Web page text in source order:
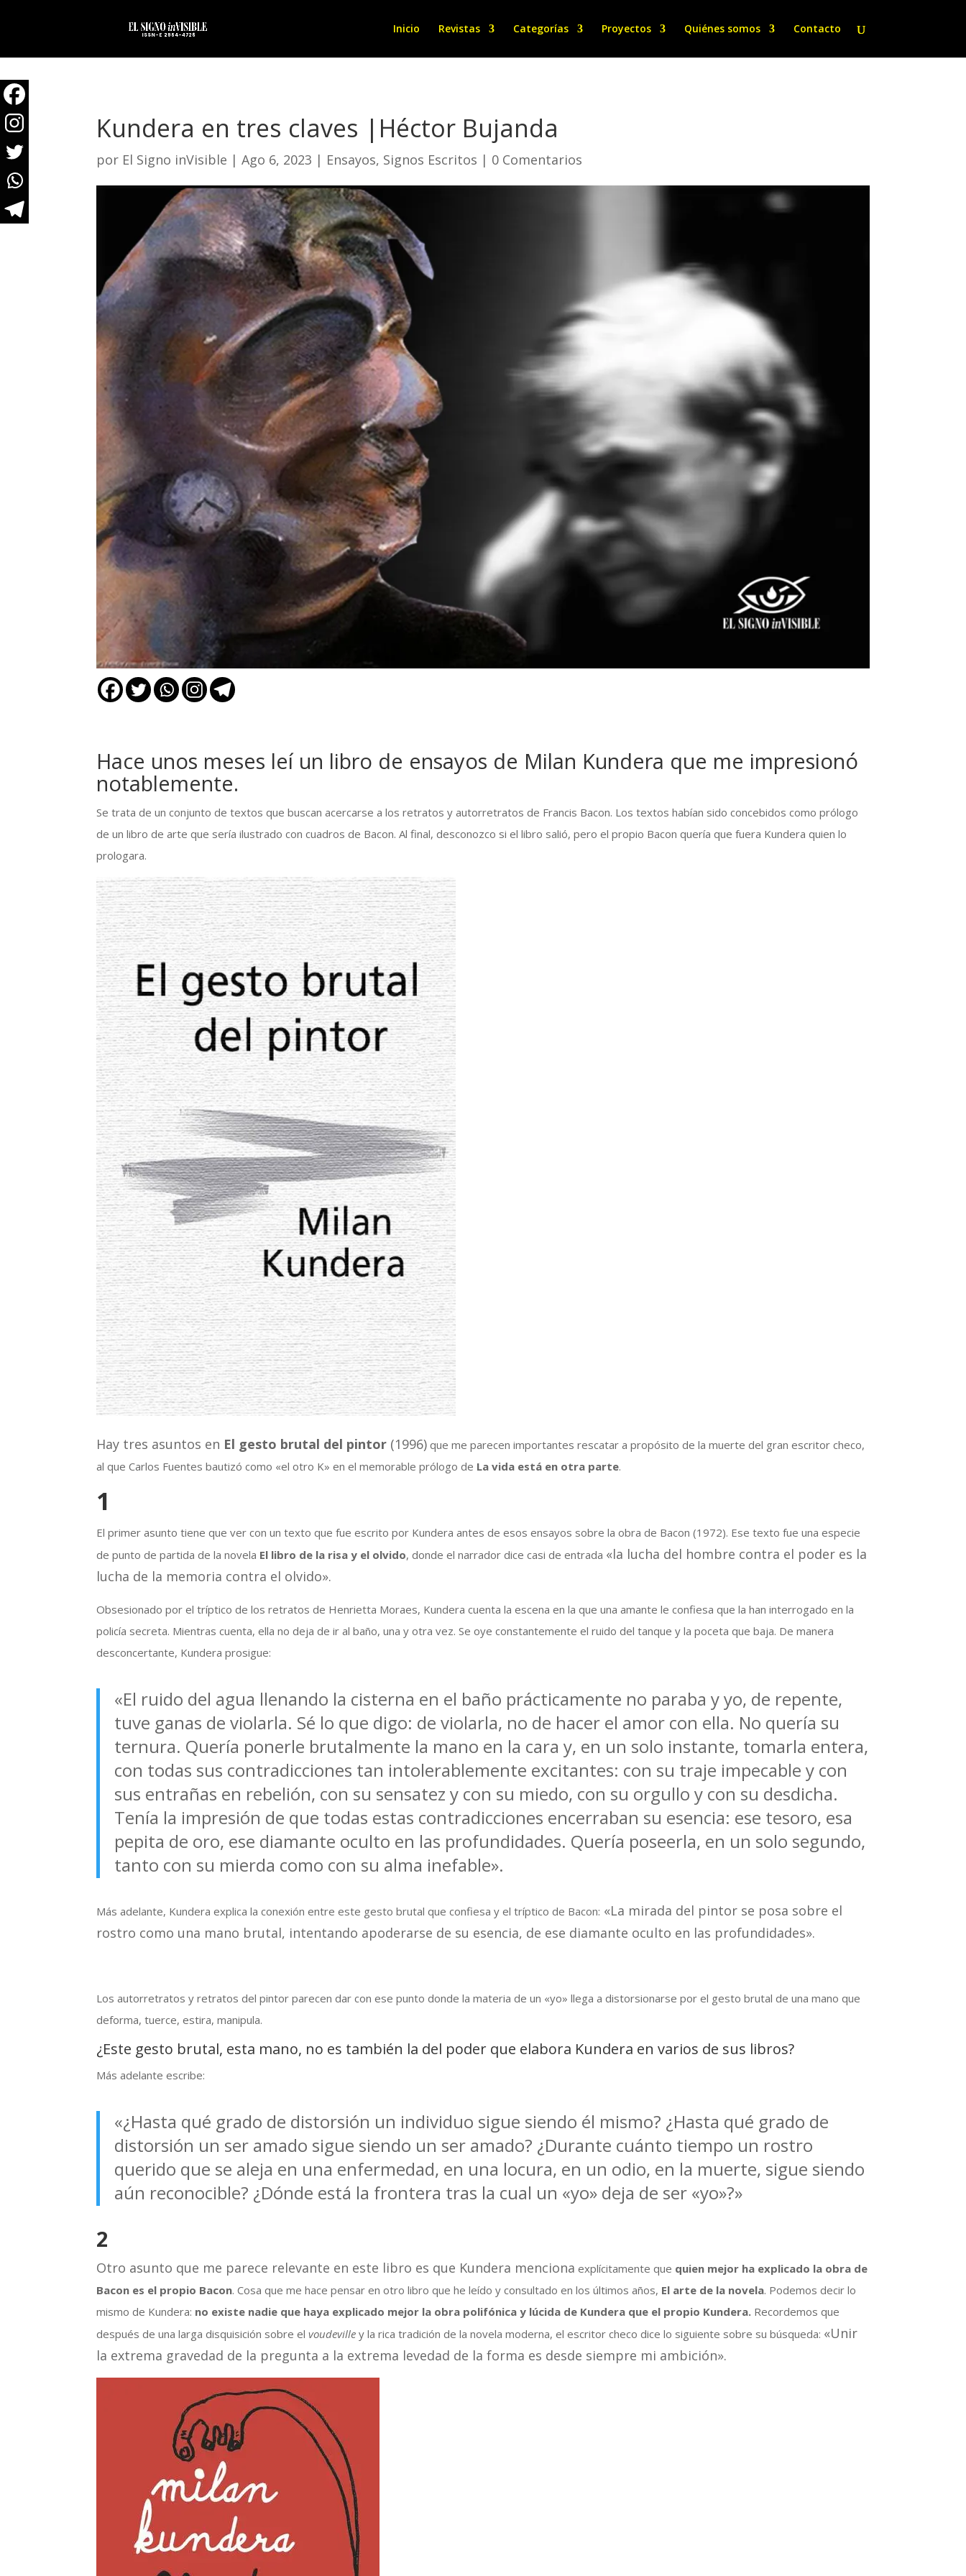
Inicio Revistas Categorías Proyectos Quiénes somos Contacto
Kundera en tres claves |Héctor Bujanda
por El Signo inVisible |Ago 6, 2023 | Ensayos, Signos Escritos | 0 Comentarios
Hace unos meses leí un libro de ensayos de Milan Kundera que me impresionó
notablemente.
Se trata de un conjunto de textos que buscan acercarse a los retratos y autorretratos de Francis Bacon. Los textos habían sido concebidos como prólogo
de un libro de arte que sería ilustrado con cuadros de Bacon. Al final, desconozco si el libro salió, pero el propio Bacon quería que fuera Kundera quien lo
prologara.
Hay tres asuntos en El gesto brutal del pintor (1996) que me parecen importantes rescatar a propósito de la muerte del gran escritor checo,
al que Carlos Fuentes bautizó como «el otro K» en el memorable prólogo de La vida está en otra parte.
1
El primer asunto tiene que ver con un texto que fue escrito por Kundera antes de esos ensayos sobre la obra de Bacon (1972). Ese texto fue una especie
de punto de partida de la novela El libro de la risa y el olvido, donde el narrador dice casi de entrada «la lucha del hombre contra el poder es la
lucha de la memoria contra el olvido».
Obsesionado por el tríptico de los retratos de Henrietta Moraes, Kundera cuenta la escena en la que una amante le confiesa que la han interrogado en la
policía secreta. Mientras cuenta, ella no deja de ir al baño, una y otra vez. Se oye constantemente el ruido del tanque y la poceta que baja. De manera
desconcertante, Kundera prosigue:
«El ruido del agua llenando la cisterna en el baño prácticamente no paraba y yo, de repente,
tuve ganas de violarla. Sé lo que digo: de violarla, no de hacer el amor con ella. No quería su
ternura. Quería ponerle brutalmente la mano en la cara y, en un solo instante, tomarla entera,
con todas sus contradicciones tan intolerablemente excitantes: con su traje impecable y con
sus entrañas en rebelión, con su sensatez y con su miedo, con su orgullo y con su desdicha.
Tenía la impresión de que todas estas contradicciones encerraban su esencia: ese tesoro, esa
pepita de oro, ese diamante oculto en las profundidades. Quería poseerla, en un solo segundo,
tanto con su mierda como con su alma inefable».
Más adelante, Kundera explica la conexión entre este gesto brutal que confiesa y el tríptico de Bacon: «La mirada del pintor se posa sobre el
rostro como una mano brutal, intentando apoderarse de su esencia, de ese diamante oculto en las profundidades».
Los autorretratos y retratos del pintor parecen dar con ese punto donde la materia de un «yo» llega a distorsionarse por el gesto brutal de una mano que
deforma, tuerce, estira, manipula.
¿Este gesto brutal, esta mano, no es también la del poder que elabora Kundera en varios de sus libros?
Más adelante escribe:
«¿Hasta qué grado de distorsión un individuo sigue siendo él mismo? ¿Hasta qué grado de
distorsión un ser amado sigue siendo un ser amado? ¿Durante cuánto tiempo un rostro
querido que se aleja en una enfermedad, en una locura, en un odio, en la muerte, sigue siendo
aún reconocible? ¿Dónde está la frontera tras la cual un «yo» deja de ser «yo»?»
2
Otro asunto que me parece relevante en este libro es que Kundera menciona explícitamente que quien mejor ha explicado la obra de
Bacon es el propio Bacon. Cosa que me hace pensar en otro libro que he leído y consultado en los últimos años, El arte de la novela. Podemos decir lo
mismo de Kundera: no existe nadie que haya explicado mejor la obra polifónica y lúcida de Kundera que el propio Kundera. Recordemos que
después de una larga disquisición sobre elvoudeville y la rica tradición de la novela moderna, el escritor checo dice lo siguiente sobre su búsqueda: «Unir
la extrema gravedad de la pregunta a la extrema levedad de la forma es desde siempre mi ambición».